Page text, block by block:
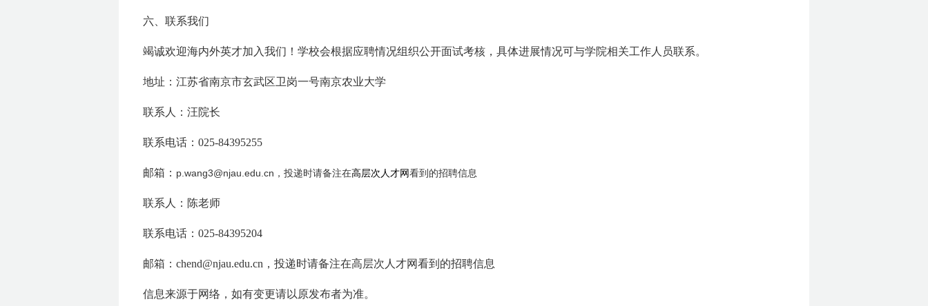
六、联系我们
竭诚欢迎海内外英才加入我们！学校会根据应聘情况组织公开面试考核，具体进展情况可与学院相关工作人员联系。
地址：江苏省南京市玄武区卫岗一号南京农业大学
联系人：汪院长
联系电话：025-84395255
邮箱： p.wang3@njau.edu.cn，投递时请备注在高层次人才网看到的招聘信息
联系人：陈老师
联系电话：025-84395204
邮箱：chend@njau.edu.cn，投递时请备注在高层次人才网看到的招聘信息
信息来源于网络，如有变更请以原发布者为准。